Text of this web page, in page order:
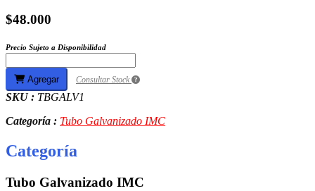
$48.000
Precio Sujeto a Disponibilidad
Agregar Consultar Stock
SKU : TBGALV1
Categoría : Tubo Galvanizado IMC
Categoría
Tubo Galvanizado IMC